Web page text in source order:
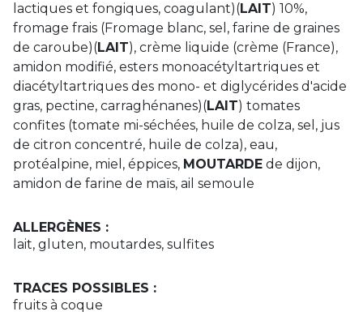
lactiques et fongiques, coagulant)(LAIT) 10%,
fromage frais (Fromage blanc, sel, farine de graines
de caroube)(LAIT), crème liquide (crème (France),
amidon modifié, esters monoacétyltartriques et
diacétyltartriques des mono- et diglycérides d'acide
gras, pectine, carraghénanes)(LAIT) tomates
confites (tomate mi-séchées, huile de colza, sel, jus
de citron concentré, huile de colza), eau,
protéalpine, miel, éppices, MOUTARDE de dijon,
amidon de farine de maïs, ail semoule
ALLERGÈNES :
lait, gluten, moutardes, sulfites
TRACES POSSIBLES :
fruits à coque